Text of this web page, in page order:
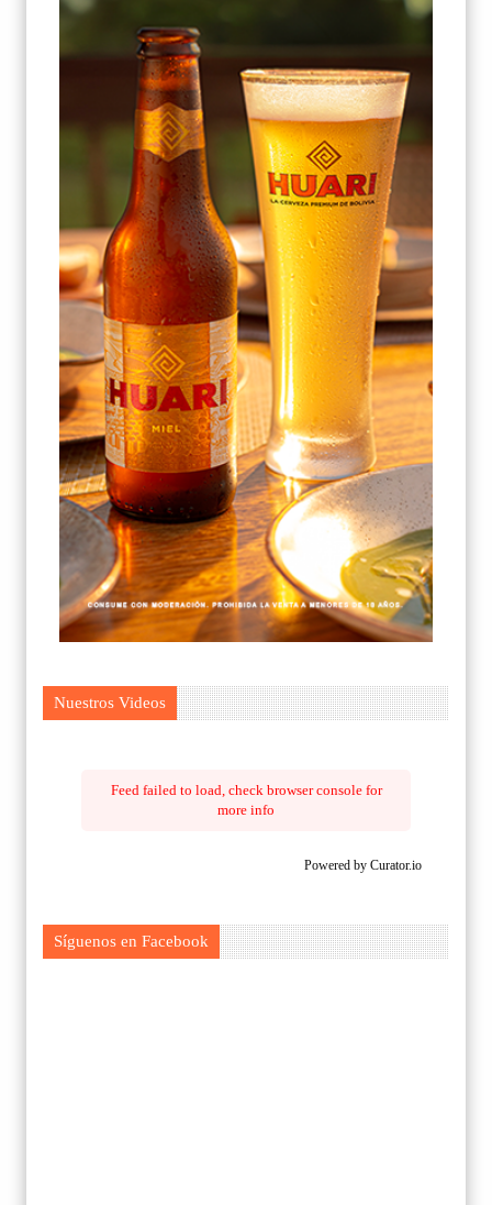
Nuestros Videos
Feed failed to load, check browser console for
more info
Powered by Curator.io
Síguenos en Facebook